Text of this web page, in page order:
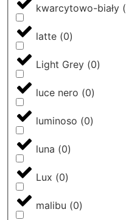
kwarcytowo-biały (
latte (0)
Light Grey (0)
luce nero (0)
luminoso (0)
luna (0)
Lux (0)
malibu (0)